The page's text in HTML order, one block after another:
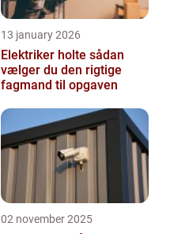
13 january 2026
Elektriker holte sådan
vælger du den rigtige
fagmand til opgaven
02 november 2025